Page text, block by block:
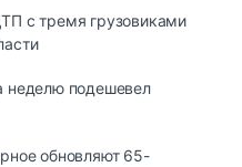
с тремя грузовиками
неделю подешевел
обновляют 65-